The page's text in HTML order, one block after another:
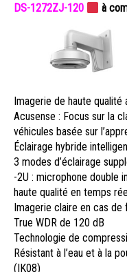
DS-1272ZJ-120
à
Imagerie de haute
Acusense : Focus sur la
véhicules basée sur
Éclairage hybride
3 modes d’éclairage
-2U : microphone double
haute qualité en temps
Imagerie claire en cas
True WDR de 120 dB
Technologie de
Résistant à l’eau et à la
(IK08)